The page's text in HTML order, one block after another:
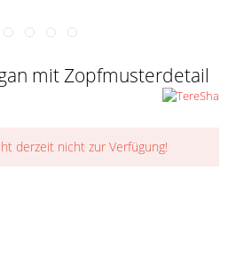
mit Zopfmusterdetail
derzeit nicht zur Verfügung!